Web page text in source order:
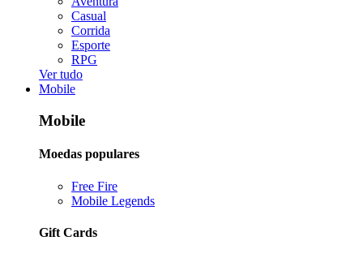
Casual
Corrida
Esporte
RPG
Ver tudo
Mobile
Mobile
Moedas populares
Free Fire
Mobile Legends
Gift Cards